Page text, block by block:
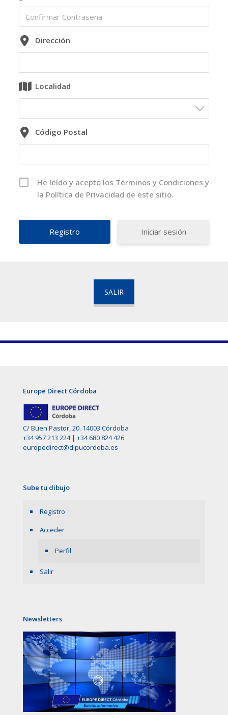
Dirección
Localidad
Código Postal
He leído y acepto los Términos y Condiciones y
la Política de Privacidad de este sitio.
Iniciar sesión
SALIR
Europe Direct Córdoba
C/ Buen Pastor, 20. 14003 Córdoba
+34 957 213 224| +34 680 824 426
europedirect@dipucordoba.es
Sube tu dibujo
Registro
Acceder
Perfil
Salir
Newsletters